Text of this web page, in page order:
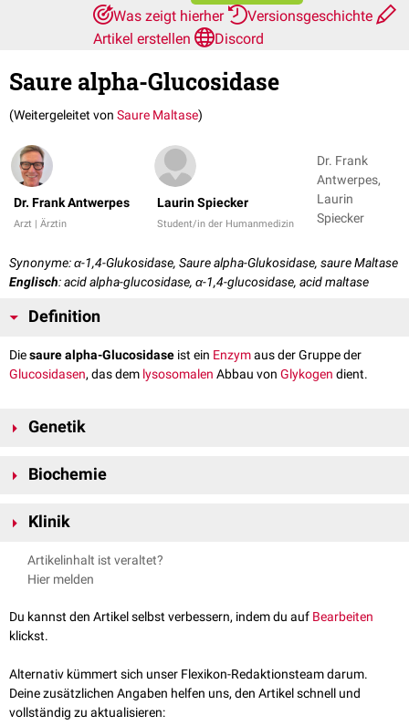
Was zeigt hierher
Versionsgeschichte
Artikel erstellen
Discord
Saure alpha-Glucosidase
(Weitergeleitet von Saure Maltase)
Dr. Frank Antwerpes
Arzt | Ärztin
Laurin Spiecker
Student/in der Humanmedizin
Dr. Frank
Antwerpes,
Laurin
Spiecker
Synonyme: α-1,4-Glukosidase, Saure alpha-Glukosidase, saure Maltase
Englisch: acid alpha-glucosidase, α-1,4-glucosidase, acid maltase
Definition
Diesaure alpha-Glucosidase ist ein Enzymaus der Gruppe der
Glucosidasen, das dem lysosomalen Abbau von Glykogen dient.
Genetik
17anUCSC-Position 80.1 – 80.12 kodiert.
Biochemie
vorliegenden
Klinik
Mutationen des GAA-Gens, die zu einem inaktiven Enzym führen, sind die
Ursache desMorbus Pompe
Artikelinhalt ist veraltet?
Hier melden
Du kannst den Artikel selbst verbessern, indem du auf Bearbeiten
klickst.
Alternativ kümmert sich unser Flexikon-Redaktionsteam darum.
Deine zusätzlichen Angaben helfen uns, den Artikel schnell und
vollständig zu aktualisieren: